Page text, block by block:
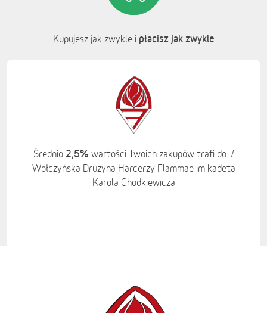
Kupujesz jak zwykle i płacisz jak zwykle
Średnio 2,5% wartości Twoich zakupów trafi do 7
Wołczyńska Drużyna Harcerzy Flammae im kadeta
Karola Chodkiewicza